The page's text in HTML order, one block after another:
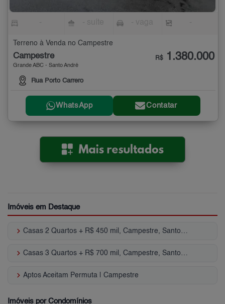
Terreno à Venda no Campestre
Campestre
Grande ABC - Santo André
Rua Porto Carrero
R$ 1.380.000
WhatsApp Contatar
Imóveis em Destaque
keyboard_arrow_right
keyboard_arrow_right
keyboard_arrow_right Aptos Aceitam Permuta | Campestre
Imóveis por Condomínios